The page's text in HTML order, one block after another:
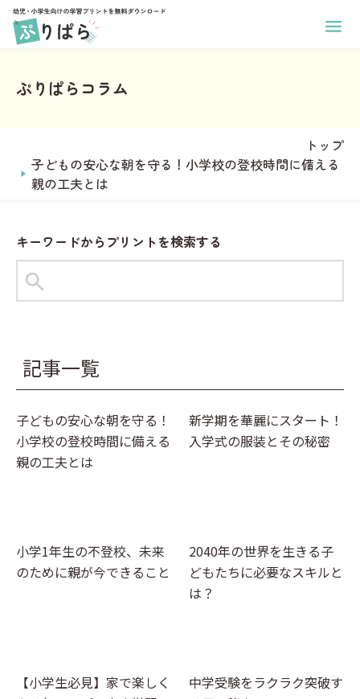
幼児向け学習プリント
あそび
めいろ
学習
すうじ
習慣
計画表
イベント
クリスマス
小学生向け学習プリント
2年生
5年生
その他
算数
社会
ぷりぱらについて
コラム
お問い合わせ
サンタからのお手紙メーカー
キーワードからプリントを検索する
ぷりぱらコラム
トップ
子どもの安心な朝を守る！小学校の登校時間に備える
親の工夫とは
記事一覧
子どもの安心な朝を守る！
小学校の登校時間に備える
親の工夫とは
新学期を華麗にスタート！
入学式の服装とその秘密
小学1年生の不登校、未来
のために親が今できること
2040年の世界を生きる子
どもたちに必要なスキルと
は？
【小学生必見】家で楽しく
中学受験をラクラク突破す
キーワードからプリントを検索する